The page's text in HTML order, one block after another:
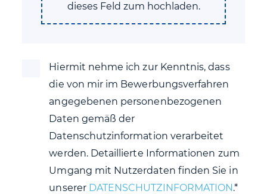
dieses Feld zum hochladen.
Hiermit nehme ich zur Kenntnis, dass
die von mir im Bewerbungsverfahren
angegebenen personenbezogenen
Daten gemäß der
Datenschutzinformation verarbeitet
werden. Detaillierte Informationen zum
Umgang mit Nutzerdaten finden Sie in
unserer DATENSCHUTZINFORMATION.*